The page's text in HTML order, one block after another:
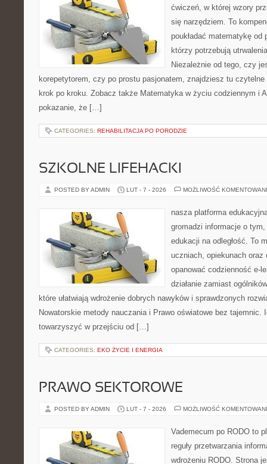
ćwiczeń, w której wzory
się narzędziem. To
poukładać matematykę od
którzy potrzebują
Niezależnie od tego, czy
korepetytorem, czy po prostu pasjonatem, znajdziesz tu czytelne
krok po kroku. Zobacz także Matematyka w życiu codziennym i
pokazanie, że […]
CATEGORIES: REHABILITACJA PO PORODZIE
SZKOLNE LIFEHACKI
POSTED BY ADMIN LUT - 7 - 2026 MOŻLIWOŚĆ
nasza platforma
gromadzi informacje o
edukacji na odległość. To
uczniach, opiekunach
opanować codzienność e-
działanie zamiast
które ułatwiają wdrożenie dobrych nawyków i sprawdzonych
Nowatorskie metody nauczania i Prawo oświatowe bez tajemnic.
towarzyszyć w przejściu od […]
CATEGORIES: EKO ŻYCIE I ENERGIA
PRAWO SEKTOROWE
POSTED BY ADMIN LUT - 7 - 2026 MOŻLIWOŚĆ
Vademecum po RODO to
reguły przetwarzania
wdrożeniu RODO. Strona